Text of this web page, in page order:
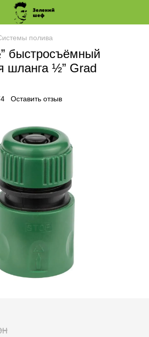
полива
быстросъёмный
шланга ½” Grad
Оставить отзыв